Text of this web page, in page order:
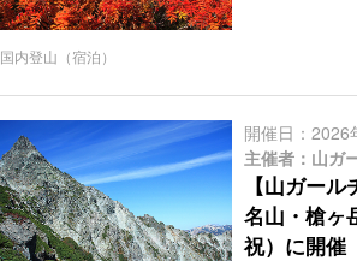
国内登山（宿泊）
開催日：2026
主催者：山ガ
【山ガー
名山・槍ヶ
祝）に開催